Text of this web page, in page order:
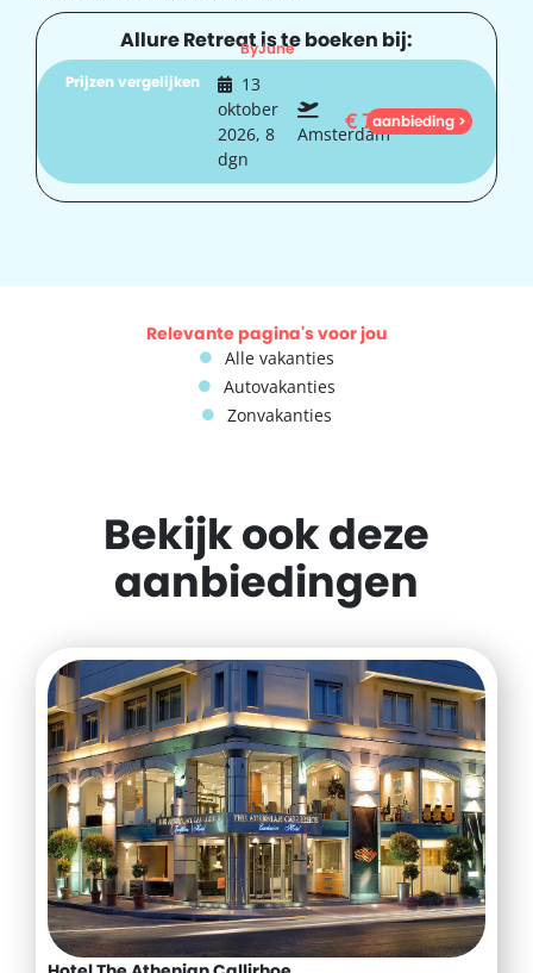
Allure Retreat is te boeken bij:
ByJune
Prijzen vergelijken
13
oktober
2026, 8
dgn
Amsterdam
€705
aanbieding >
Relevante pagina's voor jou
Alle vakanties
Autovakanties
Zonvakanties
Bekijk ook deze
aanbiedingen